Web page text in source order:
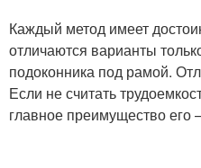
Каждый метод имеет
отличаются варианты
подоконника под рамой.
Если не считать
главное преимущество его